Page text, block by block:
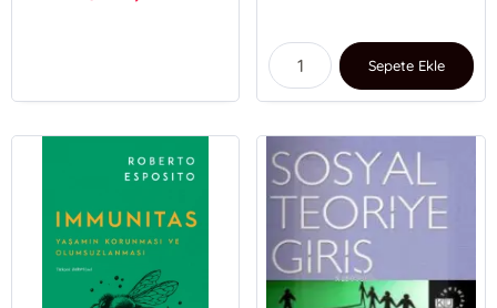
Sepete Ekle